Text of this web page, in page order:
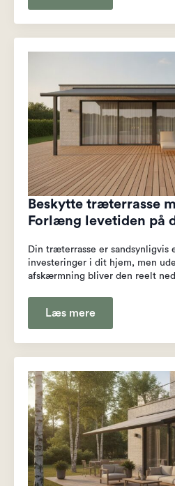
Beskytte træterrasse
Forlæng levetiden på
Din træterrasse er
investeringer i dit hjem, men
afskærmning bliver den reelt
Læs mere